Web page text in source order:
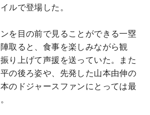
ルで登場した。
を目の前で見ることができる一塁
取ると、食事を楽しみながら観
り上げて声援を送っていた。また
の後ろ姿や、先発した山本由伸の
のドジャースファンにとっては最